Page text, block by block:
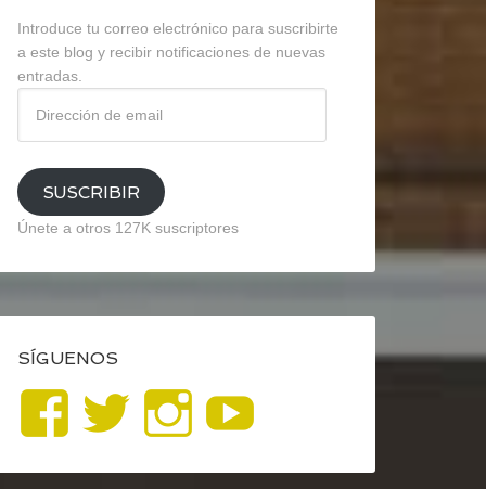
Introduce tu correo electrónico para suscribirte
a este blog y recibir notificaciones de nuevas
entradas.
email
SUSCRIBIR
Únete a otros 127K suscriptores
SÍGUENOS
Ver
perfil
Ver
perfil
Ver
perfil